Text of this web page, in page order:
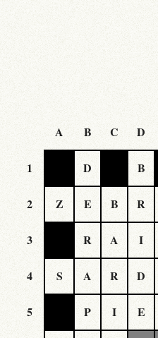
A B C D
1 D B
2 Z E B R
3 R A I
4 S A R D
5 P I E